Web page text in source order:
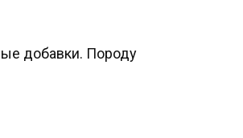
добавки. Породу